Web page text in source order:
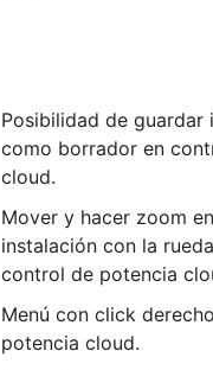
Posibilidad de guardar
como borrador en
cloud.
Mover y hacer zoom
instalación con la
control de potencia
Menú con click
potencia cloud.